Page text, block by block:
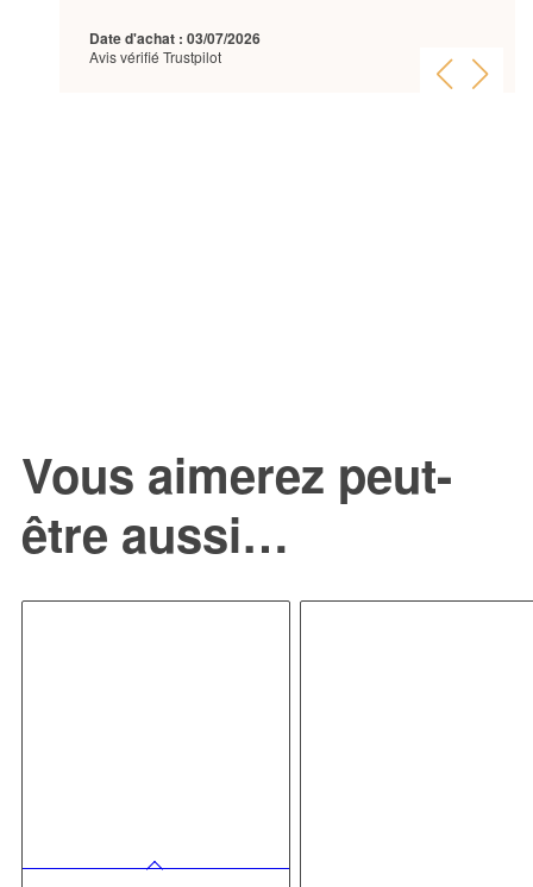
Date d'achat : 03/07/2026
Avis vérifié Trustpilot
Vous aimerez peut-
être aussi…